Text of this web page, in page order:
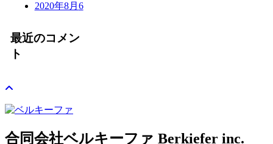
2020年8月 6
最近のコメン
ト
合同会社ベルキーファ Berkiefer inc.